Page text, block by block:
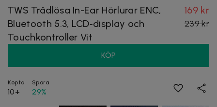
TWS Trådlösa In-Ear Hörlurar ENC,
Bluetooth 5.3, LCD‑display och
Touchkontroller Vit
169 kr
239 kr
KÖP
Köpta
10+
Spara
29%